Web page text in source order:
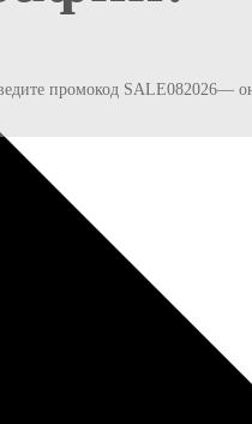
промокод SALE082026—